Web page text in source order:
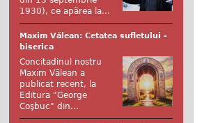
1930), ce apărea la...
Maxim Vălean: Cetatea sufletului -
biserica
Concitadinul nostru
Maxim Vălean a
publicat recent, la
Editura "George
Coşbuc" din...